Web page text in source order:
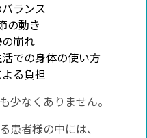
ランス
の動き
崩れ
での身体の使い方
る負担
少なくありません。
患者様の中には、